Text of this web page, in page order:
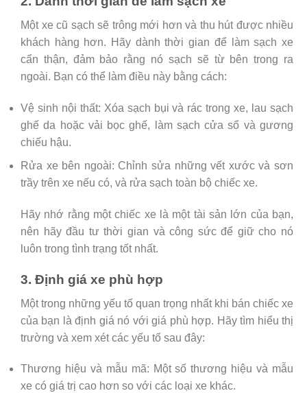
Một xe cũ sạch sẽ trông mới hơn và thu hút được nhiều
khách hàng hơn. Hãy dành thời gian để làm sạch xe
cẩn thận, đảm bảo rằng nó sạch sẽ từ bên trong ra
ngoài. Bạn có thể làm điều này bằng cách:
Vệ sinh nội thất: Xóa sạch bụi và rác trong xe, lau sạch
ghế da hoặc vải bọc ghế, làm sạch cửa sổ và gương
chiếu hậu.
Rửa xe bên ngoài: Chỉnh sửa những vết xước và sơn
trầy trên xe nếu có, và rửa sạch toàn bộ chiếc xe.
Hãy nhớ rằng một chiếc xe là một tài sản lớn của bạn,
nên hãy đầu tư thời gian và công sức để giữ cho nó
luôn trong tình trạng tốt nhất.
3. Định giá xe phù hợp
Một trong những yếu tố quan trọng nhất khi bán chiếc xe
của bạn là định giá nó với giá phù hợp. Hãy tìm hiểu thị
trường và xem xét các yếu tố sau đây:
Thương hiệu và mẫu mã: Một số thương hiệu và mẫu
xe có giá trị cao hơn so với các loại xe khác.